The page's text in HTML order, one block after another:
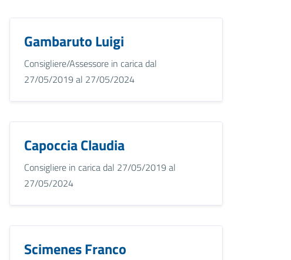
Gambaruto Luigi
Consigliere/Assessore in carica dal
27/05/2019 al 27/05/2024
Capoccia Claudia
Consigliere in carica dal 27/05/2019 al
27/05/2024
Scimenes Franco